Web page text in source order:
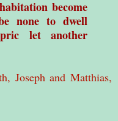
become
none to dwell
let another
Joseph and Matthias,